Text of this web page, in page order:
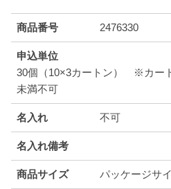
商品番号 2476330
申込単位
30個（10×3カートン） ※カー
未満不可
名入れ 不可
名入れ備考
商品サイズ パッケージサ